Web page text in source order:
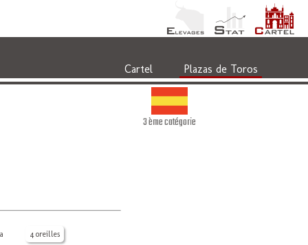
Cartel Plazas de Toros
3 ème catégorie
4 oreilles